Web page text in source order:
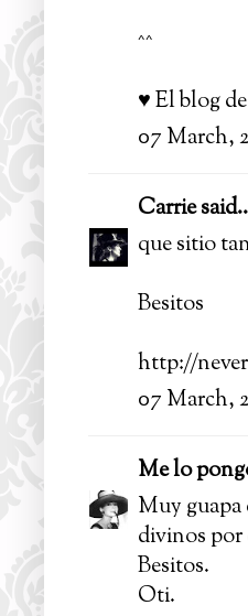
^^
♥ El blog
07 March,
Carrie
que sitio
Besitos
http://
07 March,
Me lo
Muy guapa
divinos por
Besitos.
Oti.